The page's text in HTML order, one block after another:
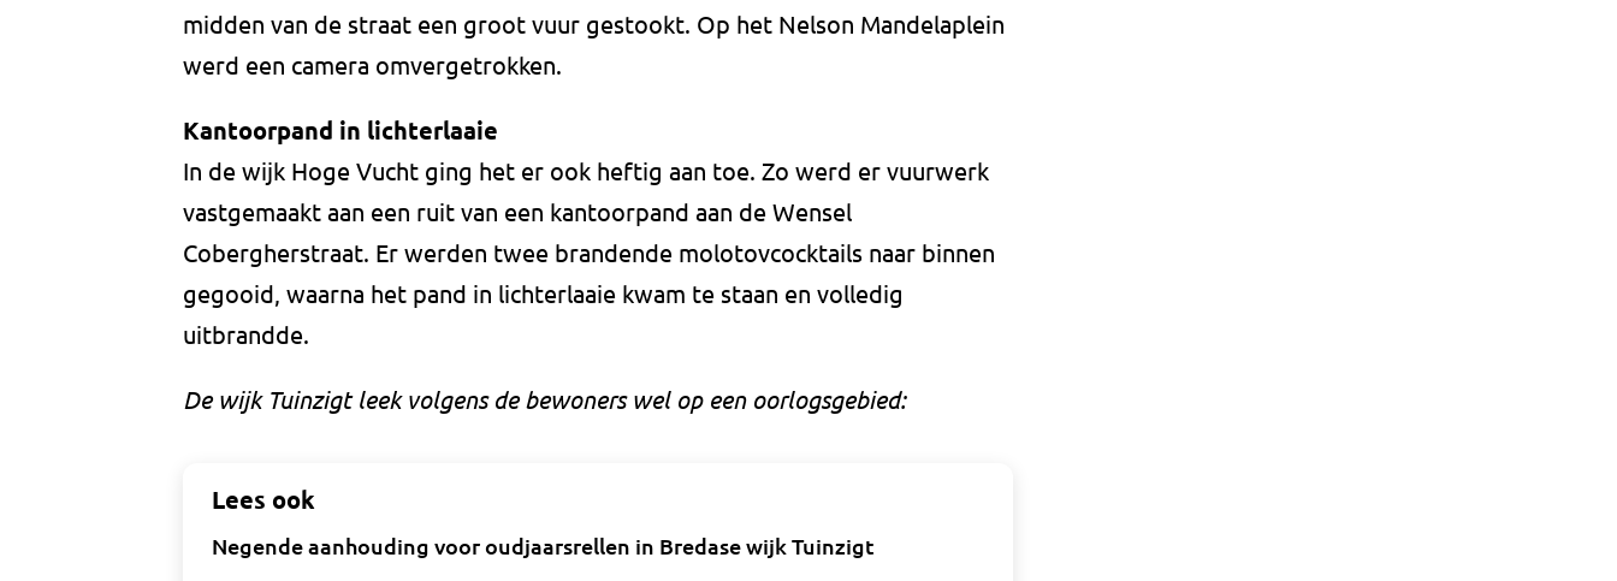
midden van de straat een groot vuur gestookt. Op het Nelson Mandelaplein
werd een camera omvergetrokken.
Kantoorpand in lichterlaaie
In de wijk Hoge Vucht ging het er ook heftig aan toe. Zo werd er vuurwerk
vastgemaakt aan een ruit van een kantoorpand aan de Wensel
Cobergherstraat. Er werden twee brandende molotovcocktails naar binnen
gegooid, waarna het pand in lichterlaaie kwam te staan en volledig
uitbrandde.
De wijk Tuinzigt leek volgens de bewoners wel op een oorlogsgebied:
Lees ook
Negende aanhouding voor oudjaarsrellen in Bredase wijk Tuinzigt